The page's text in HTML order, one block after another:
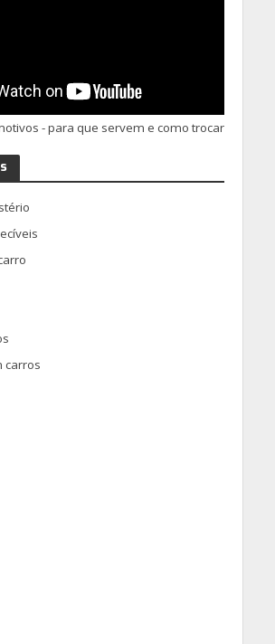
- para que servem e como trocar
carros